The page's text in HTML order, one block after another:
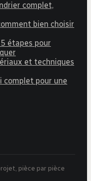
complet,
bien choisir
étapes pour
et techniques
complet pour une
pièce par pièce